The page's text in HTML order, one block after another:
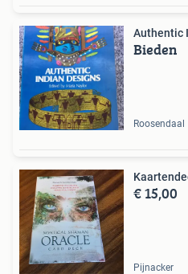
Authentic
Bieden
Roosendaal
€ 15,00
Pijnacker